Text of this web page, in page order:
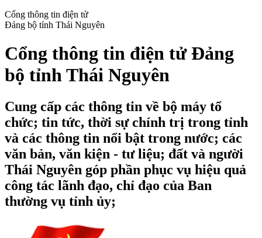
Cổng thông tin điện tử
Đảng bộ tỉnh Thái Nguyên
Cổng thông tin điện tử Đảng
bộ tỉnh Thái Nguyên
Cung cấp các thông tin về bộ máy tổ
chức; tin tức, thời sự chính trị trong tỉnh
và các thông tin nổi bật trong nước; các
văn bản, văn kiện - tư liệu; đất và người
Thái Nguyên góp phần phục vụ hiệu quả
công tác lãnh đạo, chỉ đạo của Ban
thường vụ tỉnh ủy;